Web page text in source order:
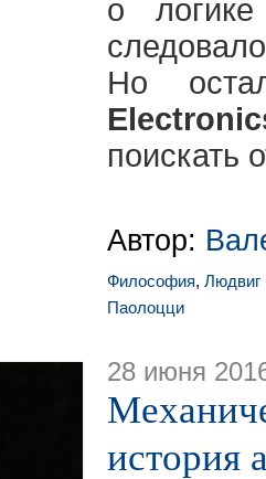
о
Но
поискать
Автор:
Философия, Людвиг
Паолоцци
28 июня
история